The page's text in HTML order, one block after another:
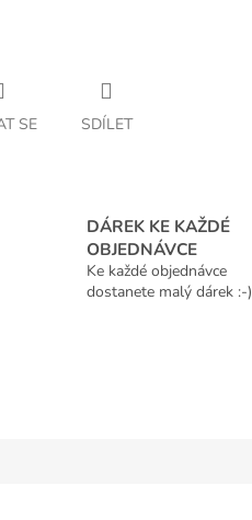
SE SDÍLET
DÁREK KE KAŽDÉ
OBJEDNÁVCE
Ke každé objednávce
dostanete malý dárek :-)